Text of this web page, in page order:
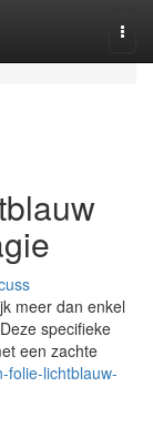
meer dan enkel
specifieke
een zachte
folie-lichtblauw-